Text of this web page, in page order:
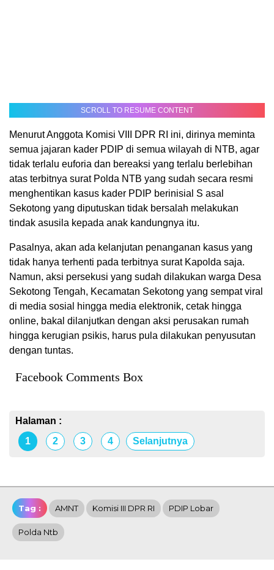
SCROLL TO RESUME CONTENT
Menurut Anggota Komisi VIII DPR RI ini, dirinya meminta
semua jajaran kader PDIP di semua wilayah di NTB, agar
tidak terlalu euforia dan bereaksi yang terlalu berlebihan
atas terbitnya surat Polda NTB yang sudah secara resmi
menghentikan kasus kader PDIP berinisial S asal
Sekotong yang diputuskan tidak bersalah melakukan
tindak asusila kepada anak kandungnya itu.
Pasalnya, akan ada kelanjutan penanganan kasus yang
tidak hanya terhenti pada terbitnya surat Kapolda saja.
Namun, aksi persekusi yang sudah dilakukan warga Desa
Sekotong Tengah, Kecamatan Sekotong yang sempat viral
di media sosial hingga media elektronik, cetak hingga
online, bakal dilanjutkan dengan aksi perusakan rumah
hingga kerugian psikis, harus pula dilakukan penyusutan
dengan tuntas.
Facebook Comments Box
Halaman :
1
2 3 4 Selanjutnya
Tag : AMNT Komisi III DPR RI PDIP Lobar
Polda Ntb